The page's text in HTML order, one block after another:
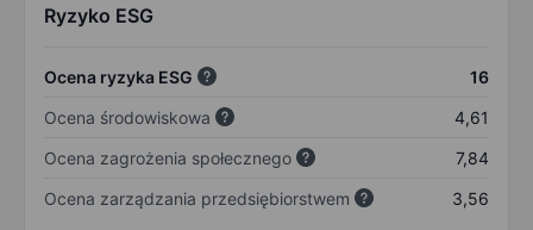
Ryzyko ESG
Ocena ryzyka ESG
16
Ocena środowiskowa
4,61
Ocena zagrożenia społecznego
7,84
Ocena zarządzania przedsiębiorstwem
3,56